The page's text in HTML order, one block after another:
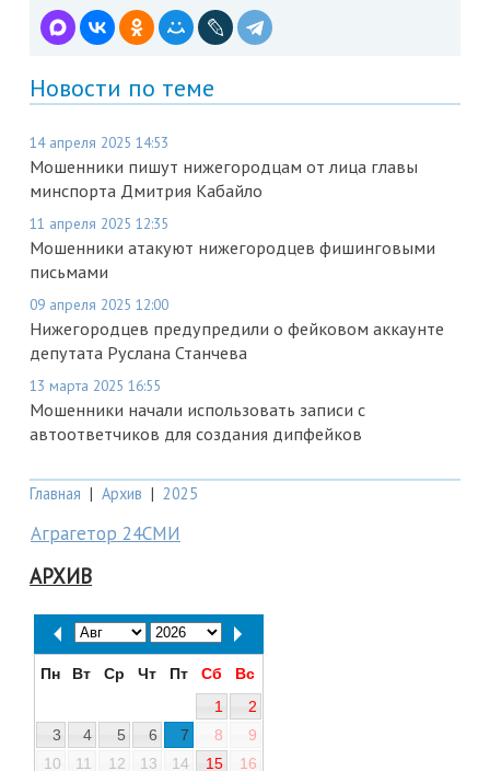
Новости по теме
14 апреля 2025 14:53
Мошенники пишут нижегородцам от лица главы
минспорта Дмитрия Кабайло
11 апреля 2025 12:35
Мошенники атакуют нижегородцев фишинговыми
письмами
09 апреля 2025 12:00
Нижегородцев предупредили о фейковом аккаунте
депутата Руслана Станчева
13 марта 2025 16:55
Мошенники начали использовать записи с
автоответчиков для создания дипфейков
Главная | Архив | 2025
Аграгетор 24СМИ
АРХИВ
Пн Вт Ср Чт Пт Сб
Вс
1
2
3
4 5 6 7 8
9
10
11 12 13 14 15
16